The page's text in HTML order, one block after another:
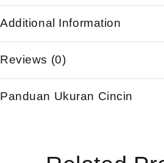
Additional Information
Reviews (0)
Panduan Ukuran Cincin